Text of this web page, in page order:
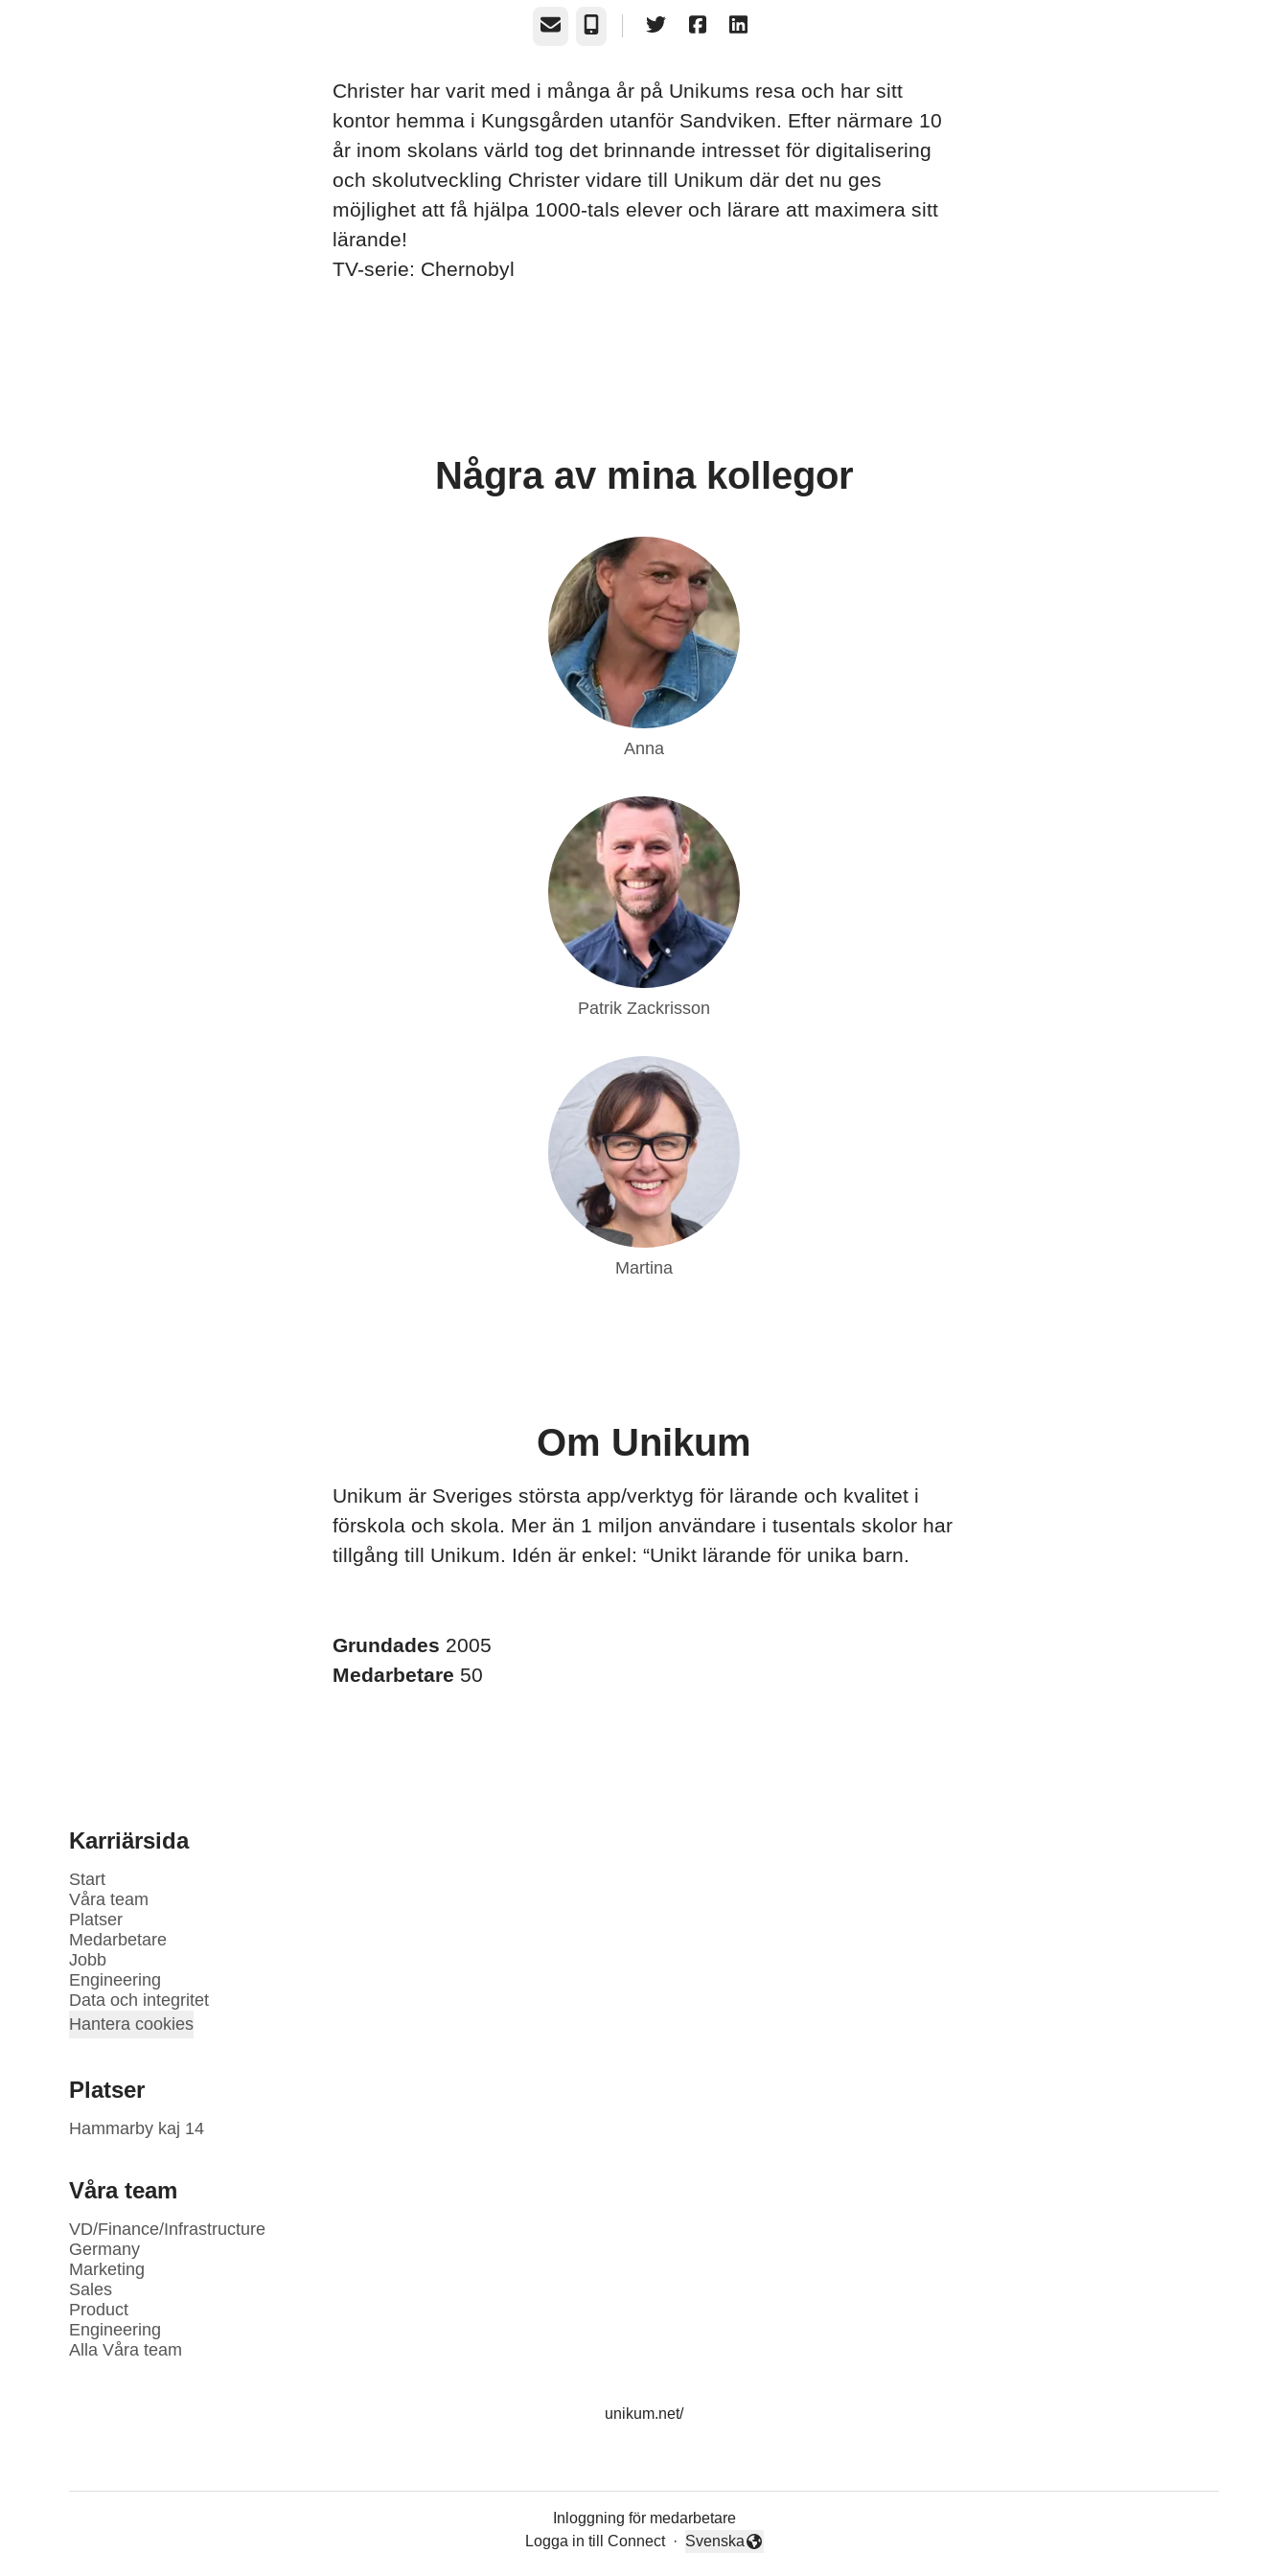
E-post
Christer har varit med i många år på Unikums resa och har sitt
kontor hemma i Kungsgården utanför Sandviken. Efter närmare 10
år inom skolans värld tog det brinnande intresset för digitalisering
och skolutveckling Christer vidare till Unikum där det nu ges
möjlighet att få hjälpa 1000-tals elever och lärare att maximera sitt
lärande!
TV-serie: Chernobyl
Några av mina kollegor
Anna
Patrik Zackrisson
Martina
Om Unikum
Unikum är Sveriges största app/verktyg för lärande och kvalitet i
förskola och skola. Mer än 1 miljon användare i tusentals skolor har
tillgång till Unikum. Idén är enkel: “Unikt lärande för unika barn.
Grundades 2005
Medarbetare 50
Karriärsida
Start
Våra team
Platser
Medarbetare
Jobb
Engineering
Data och integritet
Hantera cookies
Platser
Hammarby kaj 14
Våra team
VD/Finance/Infrastructure
Germany
Marketing
Sales
Product
Engineering
Alla Våra team
unikum.net/
Inloggning för medarbetare
Logga in till Connect
·
Byt språk
Svenska